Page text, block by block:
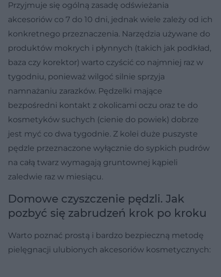
Przyjmuje się ogólną zasadę odświeżania
akcesoriów co 7 do 10 dni, jednak wiele zależy od ich
konkretnego przeznaczenia. Narzędzia używane do
produktów mokrych i płynnych (takich jak podkład,
baza czy korektor) warto czyścić co najmniej raz w
tygodniu, ponieważ wilgoć silnie sprzyja
namnażaniu zarazków. Pędzelki mające
bezpośredni kontakt z okolicami oczu oraz te do
kosmetyków suchych (cienie do powiek) dobrze
jest myć co dwa tygodnie. Z kolei duże puszyste
pędzle przeznaczone wyłącznie do sypkich pudrów
na całą twarz wymagają gruntownej kąpieli
zaledwie raz w miesiącu.
Domowe czyszczenie pędzli. Jak
pozbyć się zabrudzeń krok po kroku
Warto poznać prostą i bardzo bezpieczną metodę
pielęgnacji ulubionych akcesoriów kosmetycznych: